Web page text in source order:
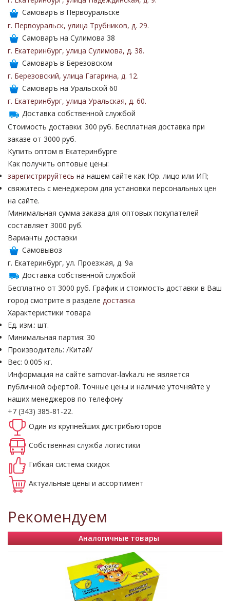
Самоваръ в Первоуральске
г. Первоуральск, улица Трубников, д. 29.
Самоваръ на Сулимова 38
г. Екатеринбург, улица Сулимова, д. 38.
Самоваръ в Березовском
г. Березовский, улица Гагарина, д. 12.
Самоваръ на Уральской 60
г. Екатеринбург, улица Уральская, д. 60.
Доставка собственной службой
Стоимость доставки: 300 руб. Бесплатная доставка при
заказе от 3000 руб.
Купить оптом в Екатеринбурге
Как получить оптовые цены:
зарегистрируйтесь на нашем сайте как Юр. лицо или ИП;
свяжитесь с менеджером для установки персональных цен
на сайте.
Минимальная сумма заказа для оптовых покупателей
составляет 3000 руб.
Варианты доставки
Самовывоз
г. Екатеринбург, ул. Проезжая, д. 9а
Доставка собственной службой
Бесплатно от 3000 руб. График и стоимость доставки в Ваш
город смотрите в разделе доставка
Характеристики товара
Ед. изм.: шт.
Минимальная партия: 30
Производитель: /Китай/
Вес: 0.005 кг.
Информация на сайте samovar-lavka.ru не является
публичной офертой. Точные цены и наличие уточняйте у
наших менеджеров по телефону
+7 (343) 385-81-22.
Один из крупнейших дистрибьюторов
Собственная служба логистики
Гибкая система скидок
Актуальные цены и ассортимент
Рекомендуем
Аналогичные товары